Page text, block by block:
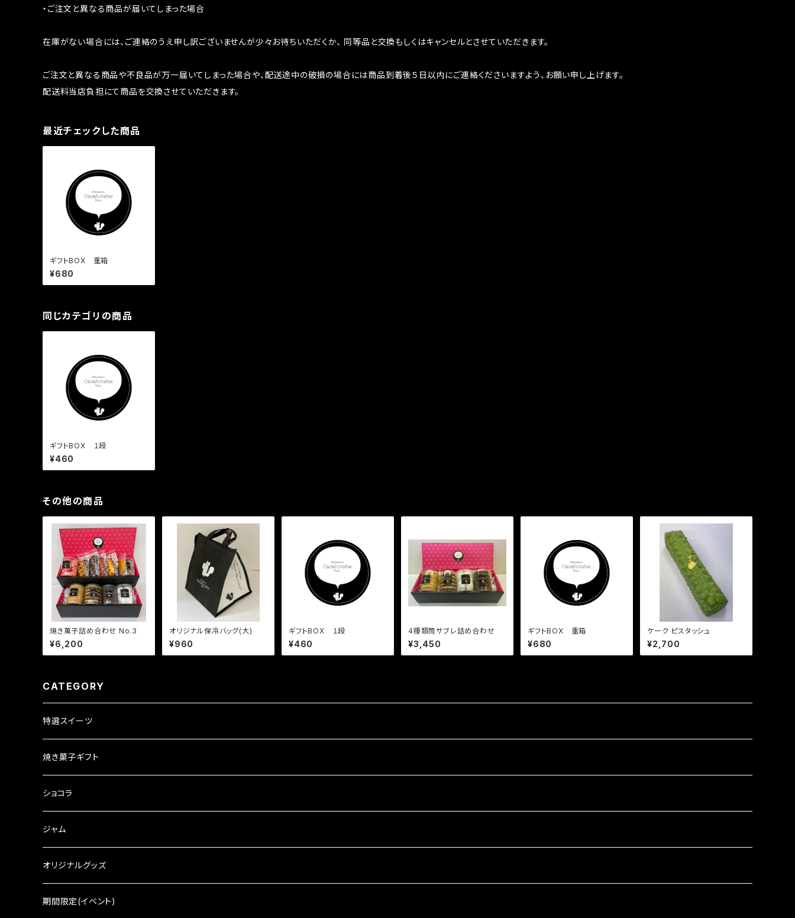
・ご注文と異なる商品が届いてしまった場合
在庫がない場合には、ご連絡のうえ申し訳ございませんが少々お待ちいただくか、 同等品と交換もしくはキャンセルとさせていただきます。
ご注文と異なる商品や不良品が万一届いてしまった場合や、配送途中の破損の場合には商品到着後５日以内にご連絡くださいますよう、お願い申し上げます。
配送料当店負担にて商品を交換させていただきます。
最近チェックした商品
ギフトBOX 重箱
¥680
同じカテゴリの商品
ギフトBOX １段
¥460
その他の商品
焼き菓子詰め合わせ No.3
¥6,200
オリジナル保冷バッグ(大)
¥960
ギフトBOX １段
¥460
4種類筒サブレ詰め合わせ
¥3,450
ギフトBOX 重箱
¥680
ケーク ピスタッシュ
¥2,700
CATEGORY
特選スイーツ
焼き菓子ギフト
ショコラ
ジャム
オリジナルグッズ
期間限定(イベント)